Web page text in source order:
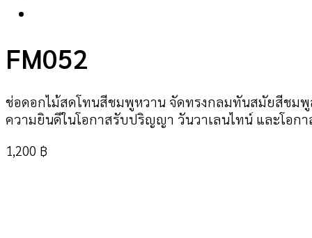
FM052
ช่อดอกไม้สดโทนสีชมพูหวาน จัดทรงกลมทันสมัยสีชมพู
ความยินดีในโอกาสรับปริญญา วันวาเลนไทน์ และโอก
1,200 ฿